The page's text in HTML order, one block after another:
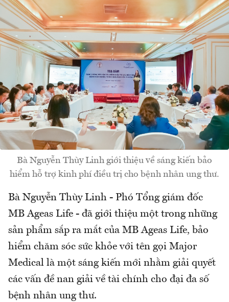
Bà Nguyễn Thùy Linh giới thiệu về sáng kiến bảo
hiểm hỗ trợ kinh phí điều trị cho bệnh nhân ung thư.
Bà Nguyễn Thùy Linh - Phó Tổng giám đốc
MB Ageas Life - đã giới thiệu một trong những
sản phẩm sắp ra mắt của MB Ageas Life, bảo
hiểm chăm sóc sức khỏe với tên gọi Major
Medical là một sáng kiến mới nhằm giải quyết
các vấn đề nan giải về tài chính cho đại đa số
bệnh nhân ung thư.